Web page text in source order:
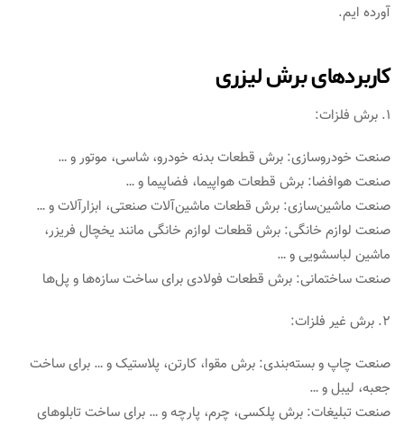
آورده ایم.
کاربردهای برش لیزری
1. برش فلزات:
صنعت خودروسازی: برش قطعات بدنه خودرو، شاسی، موتور و …
صنعت هوافضا: برش قطعات هواپیما، فضاپیما و …
صنعت ماشین‌سازی: برش قطعات ماشین‌آلات صنعتی، ابزارآلات و …
صنعت لوازم خانگی: برش قطعات لوازم خانگی مانند یخچال فریزر،
ماشین لباسشویی و …
صنعت ساختمانی: برش قطعات فولادی برای ساخت سازه‌ها و پل‌ها
2. برش غیر فلزات:
صنعت چاپ و بسته‌بندی: برش مقوا، کارتن، پلاستیک و … برای ساخت
جعبه، لیبل و …
صنعت تبلیغات: برش پلکسی، چرم، پارچه و … برای ساخت تابلوهای